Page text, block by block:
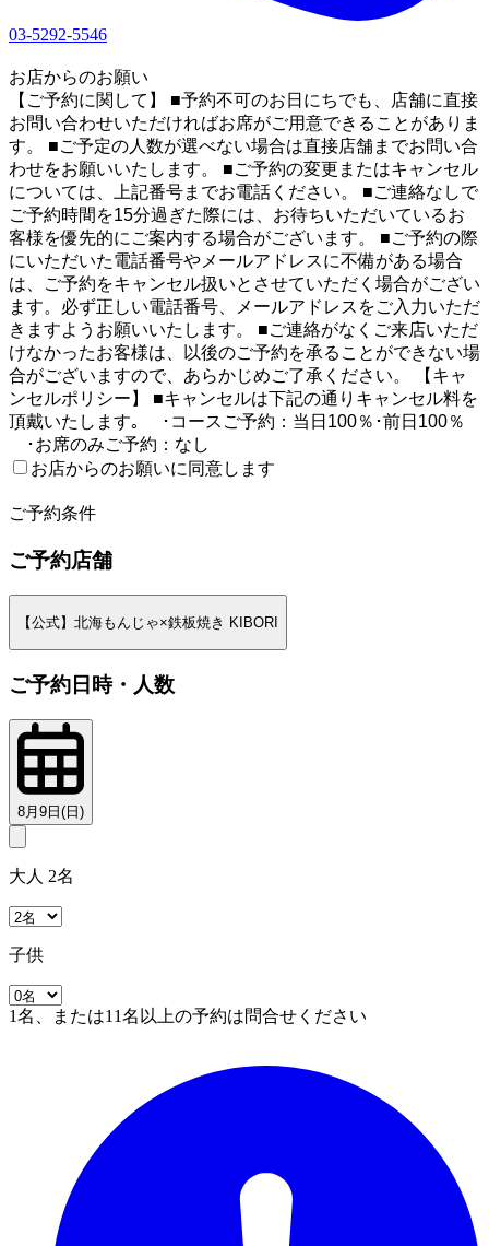
03-5292-5546
お店からのお願い
【ご予約に関して】 ■予約不可のお日にちでも、店舗に直接
お問い合わせいただければお席がご用意できることがありま
す。 ■ご予定の人数が選べない場合は直接店舗までお問い合
わせをお願いいたします。 ■ご予約の変更またはキャンセル
については、上記番号までお電話ください。 ■ご連絡なしで
ご予約時間を15分過ぎた際には、お待ちいただいているお
客様を優先的にご案内する場合がございます。 ■ご予約の際
にいただいた電話番号やメールアドレスに不備がある場合
は、ご予約をキャンセル扱いとさせていただく場合がござい
ます。必ず正しい電話番号、メールアドレスをご入力いただ
きますようお願いいたします。 ■ご連絡がなくご来店いただ
けなかったお客様は、以後のご予約を承ることができない場
合がございますので、あらかじめご了承ください。 【キャ
ンセルポリシー】 ■キャンセルは下記の通りキャンセル料を
頂戴いたします｡ ･コースご予約：当日100％･前日100％
･お席のみご予約：なし
お店からのお願いに同意します
ご予約条件
ご予約店舗
【公式】北海もんじゃ×鉄板焼き KIBORI
ご予約日時・人数
8月9日(日)
大人 2名
子供
1名、または11名以上の予約は問合せください